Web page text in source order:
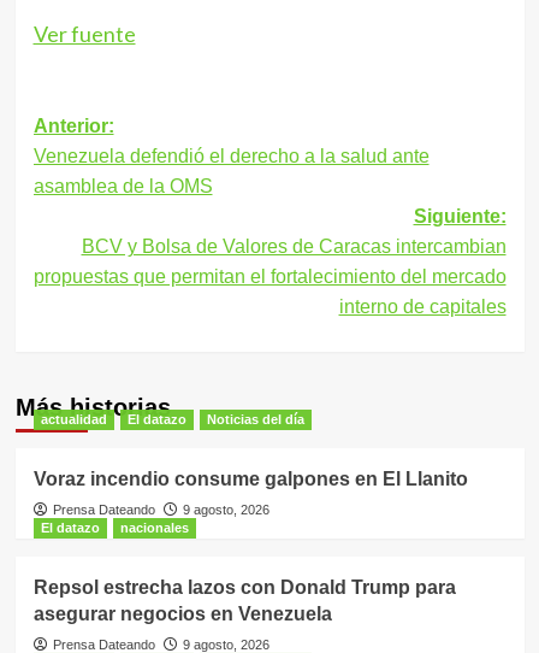
Ver fuente
Navegación
de
entradas
Anterior:
Venezuela defendió el derecho a la salud ante
asamblea de la OMS
Siguiente:
BCV y Bolsa de Valores de Caracas intercambian
propuestas que permitan el fortalecimiento del mercado
interno de capitales
Más historias
actualidad El datazo Noticias del día
Voraz incendio consume galpones en El Llanito
Prensa Dateando
9 agosto, 2026
El datazo
nacionales
Repsol estrecha lazos con Donald Trump para
asegurar negocios en Venezuela
Prensa Dateando
9 agosto, 2026